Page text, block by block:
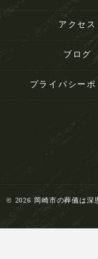
アクセス
ブログ
プライバシーポ
© 2026 岡崎市の葬儀は深